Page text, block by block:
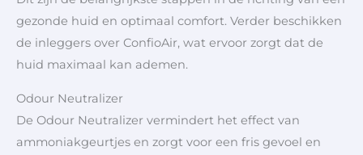
gezonde huid en optimaal comfort. Verder beschikken
de inleggers over ConfioAir, wat ervoor zorgt dat de
huid maximaal kan ademen.
Odour Neutralizer
De Odour Neutralizer vermindert het effect van
ammoniakgeurtjes en zorgt voor een fris gevoel en